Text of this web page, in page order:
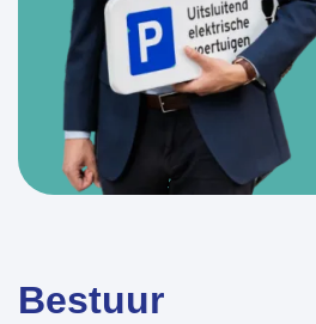
Bestuur